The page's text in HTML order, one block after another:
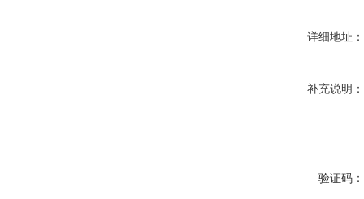
详细地址：
补充说明：
验证码：